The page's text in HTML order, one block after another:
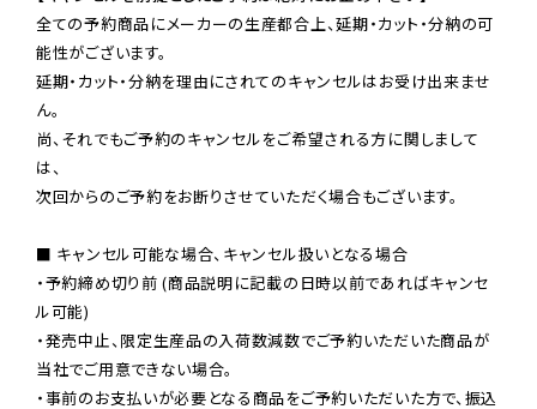
全ての予約商品にメーカーの生産都合上、延期・カット・分納の可
能性がございます。
延期・カット・分納を理由にされてのキャンセルはお受け出来ませ
ん。
尚、それでもご予約のキャンセルをご希望される方に関しまして
は、
次回からのご予約をお断りさせていただく場合もございます。
■ キャンセル可能な場合、キャンセル扱いとなる場合
・予約締め切り前 (商品説明に記載の日時以前であればキャンセ
ル可能)
・発売中止、限定生産品の入荷数減数でご予約いただいた商品が
当社でご用意できない場合。
・事前のお支払いが必要となる商品をご予約いただいた方で、振込